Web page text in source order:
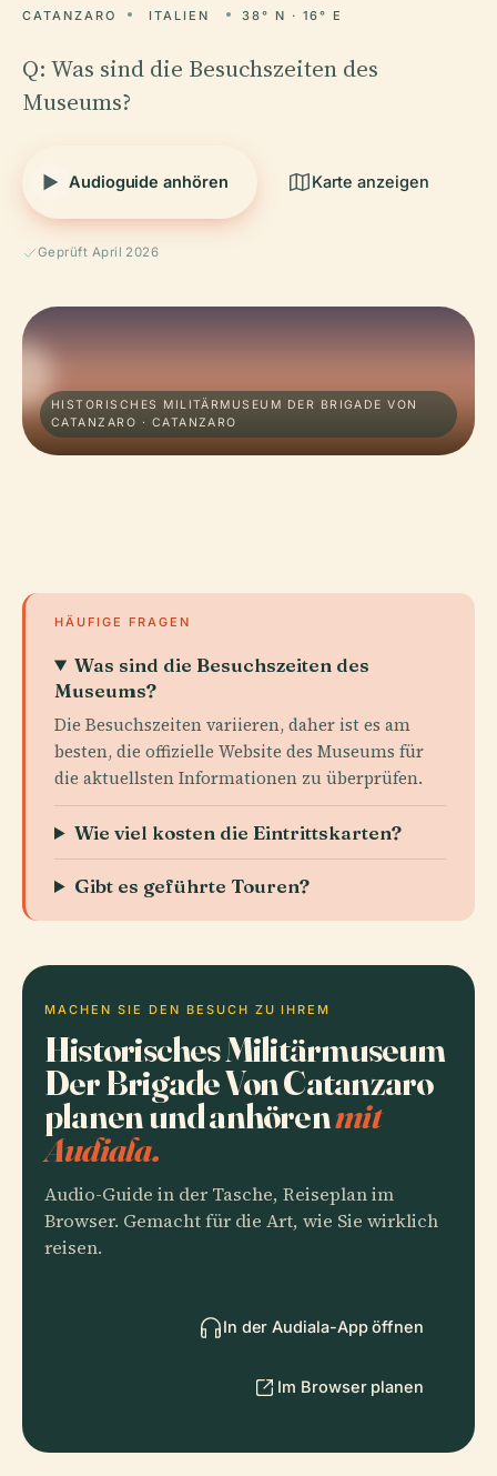
CATANZARO ITALIEN 38° N · 16° E
Q: Was sind die Besuchszeiten des
Museums?
Audioguide anhören Karte anzeigen
Geprüft April 2026
HISTORISCHES MILITÄRMUSEUM DER BRIGADE VON
CATANZARO · CATANZARO
HÄUFIGE FRAGEN
Was sind die Besuchszeiten des
Museums?
Die Besuchszeiten variieren, daher ist es am
besten, die offizielle Website des Museums für
die aktuellsten Informationen zu überprüfen.
Wie viel kosten die Eintrittskarten?
Gibt es geführte Touren?
MACHEN SIE DEN BESUCH ZU IHREM
Historisches Militärmuseum
Der Brigade Von Catanzaro
planen und anhörenmit
Audiala.
Audio-Guide in der Tasche, Reiseplan im
Browser. Gemacht für die Art, wie Sie wirklich
reisen.
In der Audiala-App öffnen
Im Browser planen